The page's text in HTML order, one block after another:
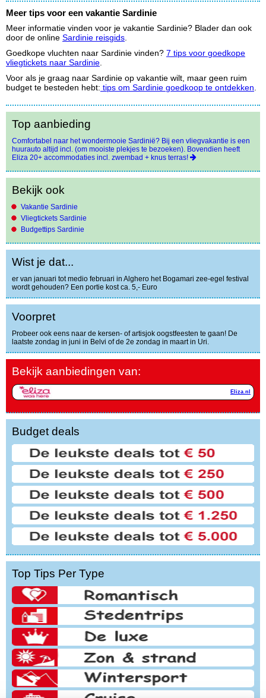
Top aanbieding
Comfortabel naar het wondermooie Sardinië? Bij een vliegvakantie is een
huurauto altijd incl. (om mooiste plekjes te bezoeken). Bovendien heeft
Eliza 20+ accommodaties incl. zwembad + knus terras!
Bekijk ook
Vakantie Sardinie
Vliegtickets Sardinie
Budgettips Sardinie
Wist je dat...
er van januari tot medio februari in Alghero het Bogamari zee-egel festival
wordt gehouden? Een portie kost ca. 5,- Euro
Voorpret
Probeer ook eens naar de kersen- of artisjok oogstfeesten te gaan! De
laatste zondag in juni in Belvi of de 2e zondag in maart in Uri.
Meer tips voor een vakantie Sardinie
Meer informatie vinden voor je vakantie Sardinie? Blader dan ook
door de online Sardinie reisgids.
Goedkope vluchten naar Sardinie vinden? 7 tips voor goedkope
vliegtickets naar Sardinie.
Voor als je graag naar Sardinie op vakantie wilt, maar geen ruim
budget te besteden hebt: tips om Sardinie goedkoop te ontdekken.
Bekijk aanbiedingen van:
Eliza.nl
Budget deals
Top Tips Per Type